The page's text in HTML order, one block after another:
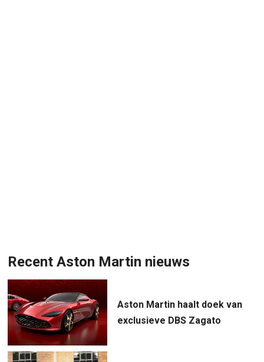
Recent Aston Martin nieuws
Aston Martin haalt doek van
exclusieve DBS Zagato